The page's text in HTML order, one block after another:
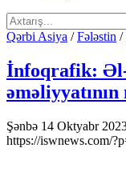
Qərbi Asiya /Fələstin /
İnfoqrafik: Əl-
Şənbə 14 Oktyabr
https://iswnews.com/